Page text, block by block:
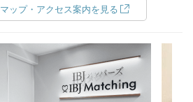
マップ・アクセス案内を見る